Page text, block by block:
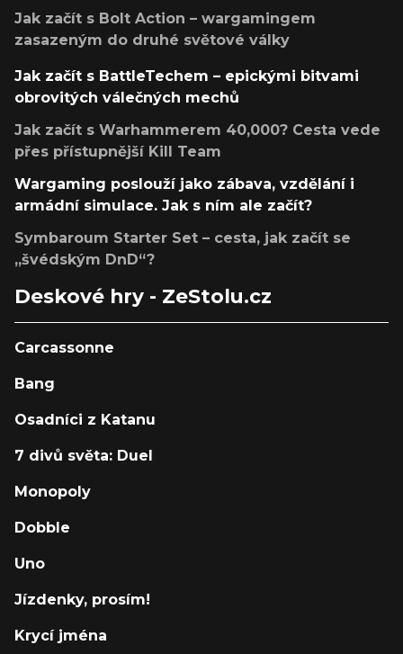
Jak začít s Bolt Action – wargamingem
zasazeným do druhé světové války
Jak začít s BattleTechem – epickými bitvami
obrovitých válečných mechů
Jak začít s Warhammerem 40,000? Cesta vede
přes přístupnější Kill Team
Wargaming poslouží jako zábava, vzdělání i
armádní simulace. Jak s ním ale začít?
Symbaroum Starter Set – cesta, jak začít se
„švédským DnD“?
Deskové hry - ZeStolu.cz
Carcassonne
Bang
Osadníci z Katanu
7 divů světa: Duel
Monopoly
Dobble
Uno
Jízdenky, prosím!
Krycí jména